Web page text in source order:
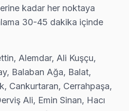
TV servisinde şeffaf çalışıyoruz:
→
Servis
Avox TV servis hattımız günlük
→
Servis
kadar her noktaya
30-45 dakika içinde
Alemdar, Ali Kuşçu,
Balaban Ağa, Balat,
Cankurtaran, Cerrahpaşa,
Ali, Emin Sinan, Hacı